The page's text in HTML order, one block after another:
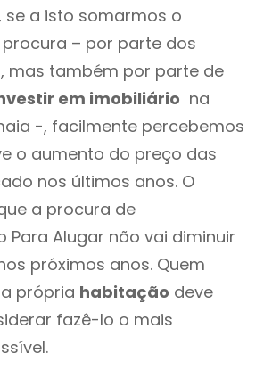
se a isto somarmos o
– por parte dos
mas também por parte de
em imobiliário na
-, facilmente percebemos
o aumento do preço das
nos últimos anos. O
a procura de
Para Alugar não vai diminuir
próximos anos. Quem
própria habitação deve
fazê-lo o mais